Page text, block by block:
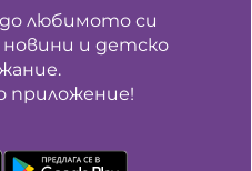
любимото си
новини и детско
приложение!